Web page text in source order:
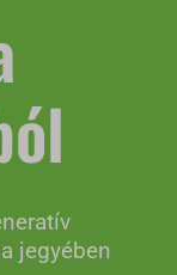
jegyében